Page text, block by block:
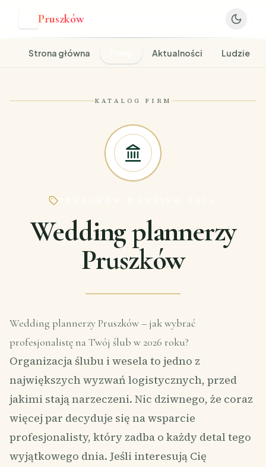
Pruszków
Strona główna Aktualności Ludzie
KATALOG FIRM
PRUSZKÓW
Wedding plannerzy
Pruszków
Wedding plannerzy Pruszków – jak wybrać
profesjonalistę na Twój ślub w 2026 roku?
Organizacja ślubu i wesela to jedno z
największych wyzwań logistycznych, przed
jakimi stają narzeczeni. Nic dziwnego, że coraz
więcej par decyduje się na wsparcie
profesjonalisty, który zadba o każdy detal tego
wyjątkowego dnia. Jeśli interesują Cię